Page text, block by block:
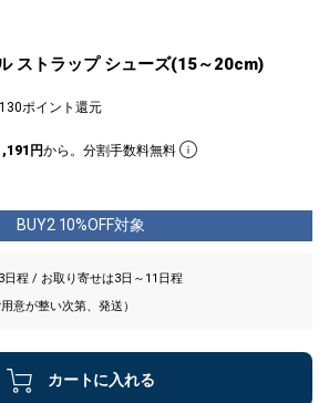
ストラップ シューズ(15～20cm)
130ポイント還元
円から。分割手数料無料
BUY2 10%OFF対象
日程 / お取り寄せは3日～11日程
意が整い次第、発送）
カートに入れる